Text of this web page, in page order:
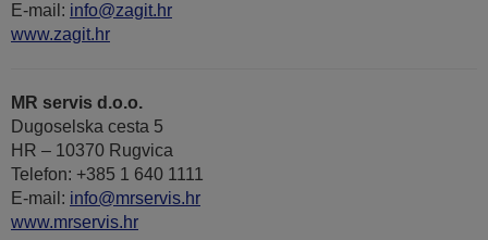
E-mail: info@zagit.hr
www.zagit.hr
MR servis d.o.o.
Dugoselska cesta 5
HR – 10370 Rugvica
Telefon: +385 1 640 1111
Е-mail: info@mrservis.hr
www.mrservis.hr